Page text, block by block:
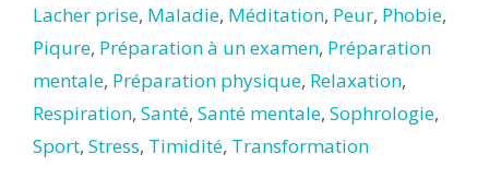
Lacher prise, Maladie, Méditation, Peur, Phobie,
Piqure, Préparation à un examen, Préparation
mentale, Préparation physique, Relaxation,
Respiration, Santé, Santé mentale, Sophrologie,
Sport, Stress, Timidité, Transformation